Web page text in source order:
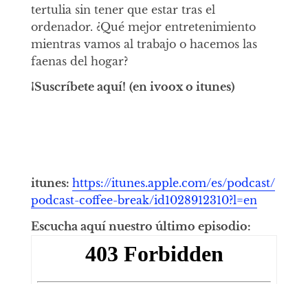
tertulia sin tener que estar tras el
ordenador. ¿Qué mejor entretenimiento
mientras vamos al trabajo o hacemos las
faenas del hogar?
¡Suscríbete aquí! (en ivoox o itunes)
itunes: https://itunes.apple.com/es/podcast/
podcast-coffee-break/id1028912310?l=en
Escucha aquí nuestro último episodio: